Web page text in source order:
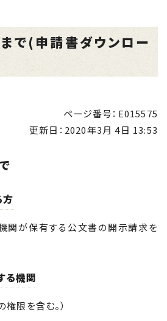
で(申請書ダウンロー
ページ番号：E015575
更新日： 2020年3月 4日 13:53
方
関が保有する公文書の開示請求を
る機関
限を含む。）